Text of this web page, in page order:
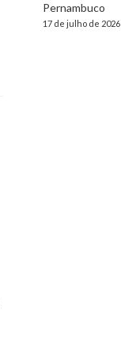
Pernambuco
17 de julho de 2026